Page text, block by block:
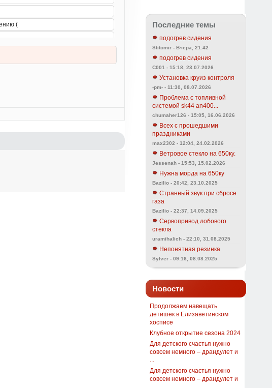
Последние темы
подогрев сидения
Stitomir - Вчера, 21:42
подогрев сидения
C001 - 15:18, 23.07.2026
Установка круиз контроля
-pm- - 11:30, 08.07.2026
Проблема с топливной
системой sk44 an400...
chumaher126 - 15:05, 16.06.2026
Всех с прошедшими
праздниками
max2302 - 12:04, 24.02.2026
Ветровое стекло на 650ку.
Jessenah - 15:53, 15.02.2026
Нужна морда на 650ку
Bazilio - 20:42, 23.10.2025
Странный звук при сбросе
газа
Bazilio - 22:37, 14.09.2025
Сервопривод лобового
стекла
uramihalich - 22:10, 31.08.2025
Непонятная резинка
Sylver - 09:16, 08.08.2025
Новости
Продолжаем навещать
детишек в Елизаветинском
хосписе
Клубное открытие сезона 2024
Для детского счастья нужно
совсем немного – драндулет и
Для детского счастья нужно
совсем немного – драндулет и